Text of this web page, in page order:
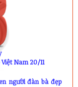
Nam 20/11
người đàn bà đẹp